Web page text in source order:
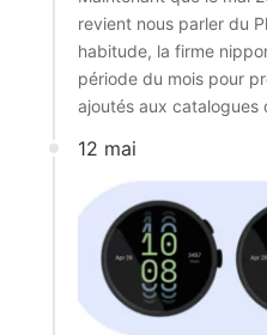
revient nous parler du
habitude, la firme
période du mois pour
ajoutés aux catalogues
12 mai